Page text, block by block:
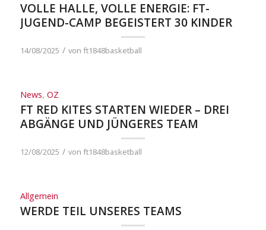
VOLLE HALLE, VOLLE ENERGIE: FT-
JUGEND-CAMP BEGEISTERT 30 KINDER
14/08/2025 / von ft1848basketball
News, OZ
FT RED KITES STARTEN WIEDER – DREI
ABGÄNGE UND JÜNGERES TEAM
12/08/2025 / von ft1848basketball
Allgemein
WERDE TEIL UNSERES TEAMS